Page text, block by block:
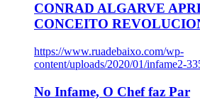
CONRAD ALGARVE
CONCEITO
https://www.ruadebaixo.com/wp-
content/uploads/2020/01/infame2-
No Infame, O Chef faz Par